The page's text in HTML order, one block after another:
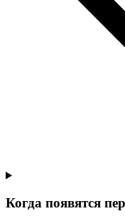
Когда появятся